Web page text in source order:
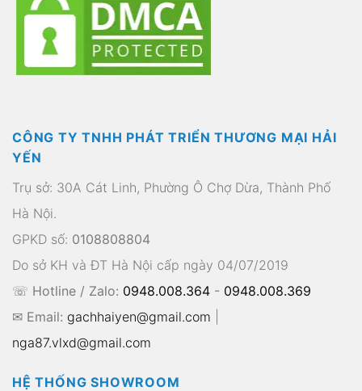
CÔNG TY TNHH PHÁT TRIỂN THƯƠNG MẠI HẢI
YẾN
Trụ sở: 30A Cát Linh, Phường Ô Chợ Dừa, Thành Phố
Hà Nội.
GPKD số: 0108808804
Do sở KH và ĐT Hà Nội cấp ngày 04/07/2019
☏ Hotline / Zalo: 0948.008.364 - 0948.008.369
✉ Email: gachhaiyen@gmail.com
nga87.vlxd@gmail.com
HỆ THỐNG SHOWROOM